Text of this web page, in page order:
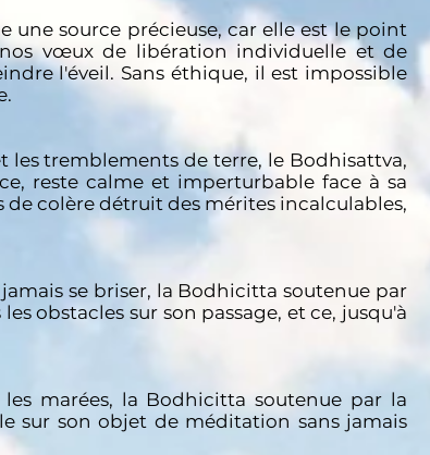
source précieuse, car elle est le point
vœux de libération individuelle et de
l'éveil. Sans éthique, il est impossible
les tremblements de terre, le Bodhisattva,
reste calme et imperturbable face à sa
de colère détruit des mérites incalculables,
se briser, la Bodhicitta soutenue par
obstacles sur son passage, et ce, jusqu'à
marées, la Bodhicitta soutenue par la
sur son objet de méditation sans jamais